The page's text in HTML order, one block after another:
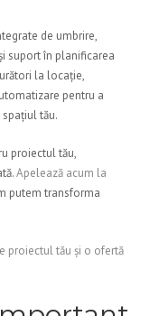
de umbrire,
suport în planificarea
la locație,
pentru a
tău.
proiectul tău,
Apelează acum la
putem transforma
proiectul tău și o ofertă